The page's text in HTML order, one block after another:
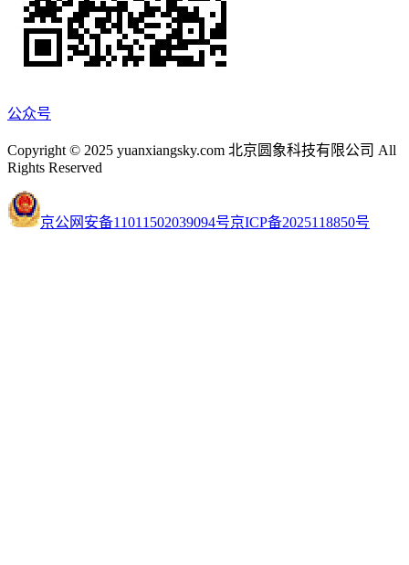
公众号
Copyright © 2025 yuanxiangsky.com 北京圆象科技有限公司 All
Rights Reserved
京公网安备11011502039094号京ICP备2025118850号